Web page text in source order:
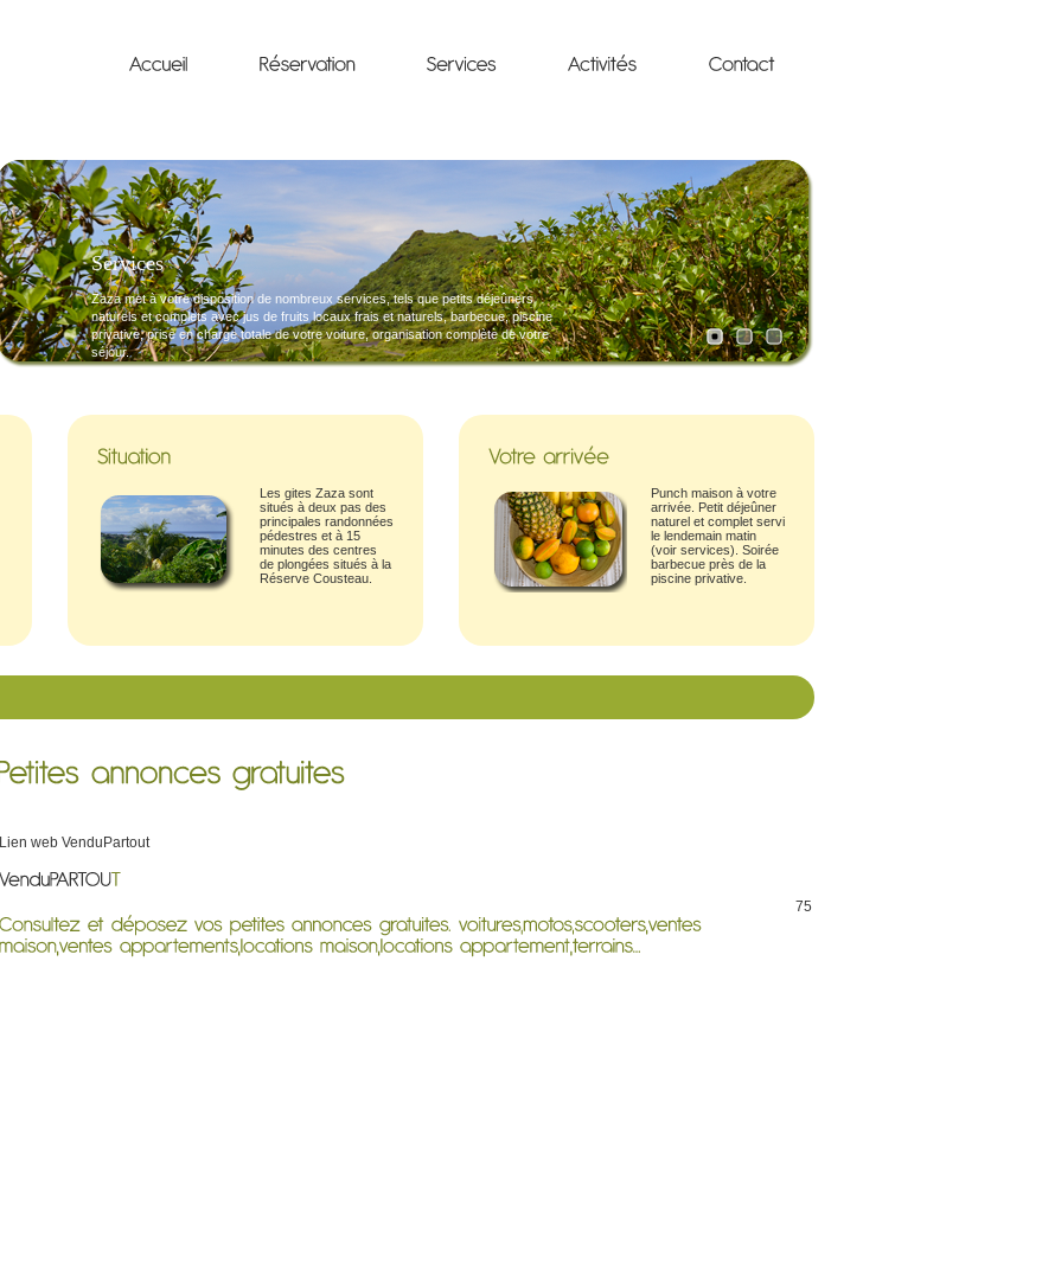
Services
Zaza met à votre disposition de nombreux services, tels que petits déjeûners
naturels et complets avec jus de fruits locaux frais et naturels, barbecue, piscine
privative, prise en charge totale de votre voiture, organisation complète de votre
séjour.
Les gites Zaza sont
situés à deux pas des
principales randonnées
pédestres et à 15
minutes des centres
de plongées situés à la
Réserve Cousteau.
Punch maison à votre
arrivée. Petit déjeûner
naturel et complet servi
le lendemain matin
(voir services). Soirée
barbecue près de la
piscine privative.
Lien web VenduPartout
75